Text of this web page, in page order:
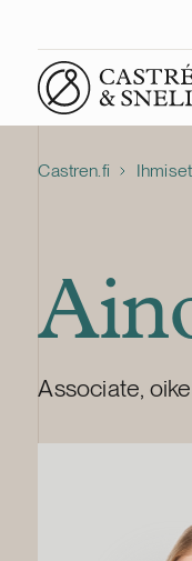
Front page
Castren.fi Ihmiset
Associate,